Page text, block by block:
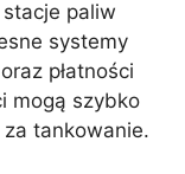
paliw
systemy
płatności
mogą szybko
tankowanie.